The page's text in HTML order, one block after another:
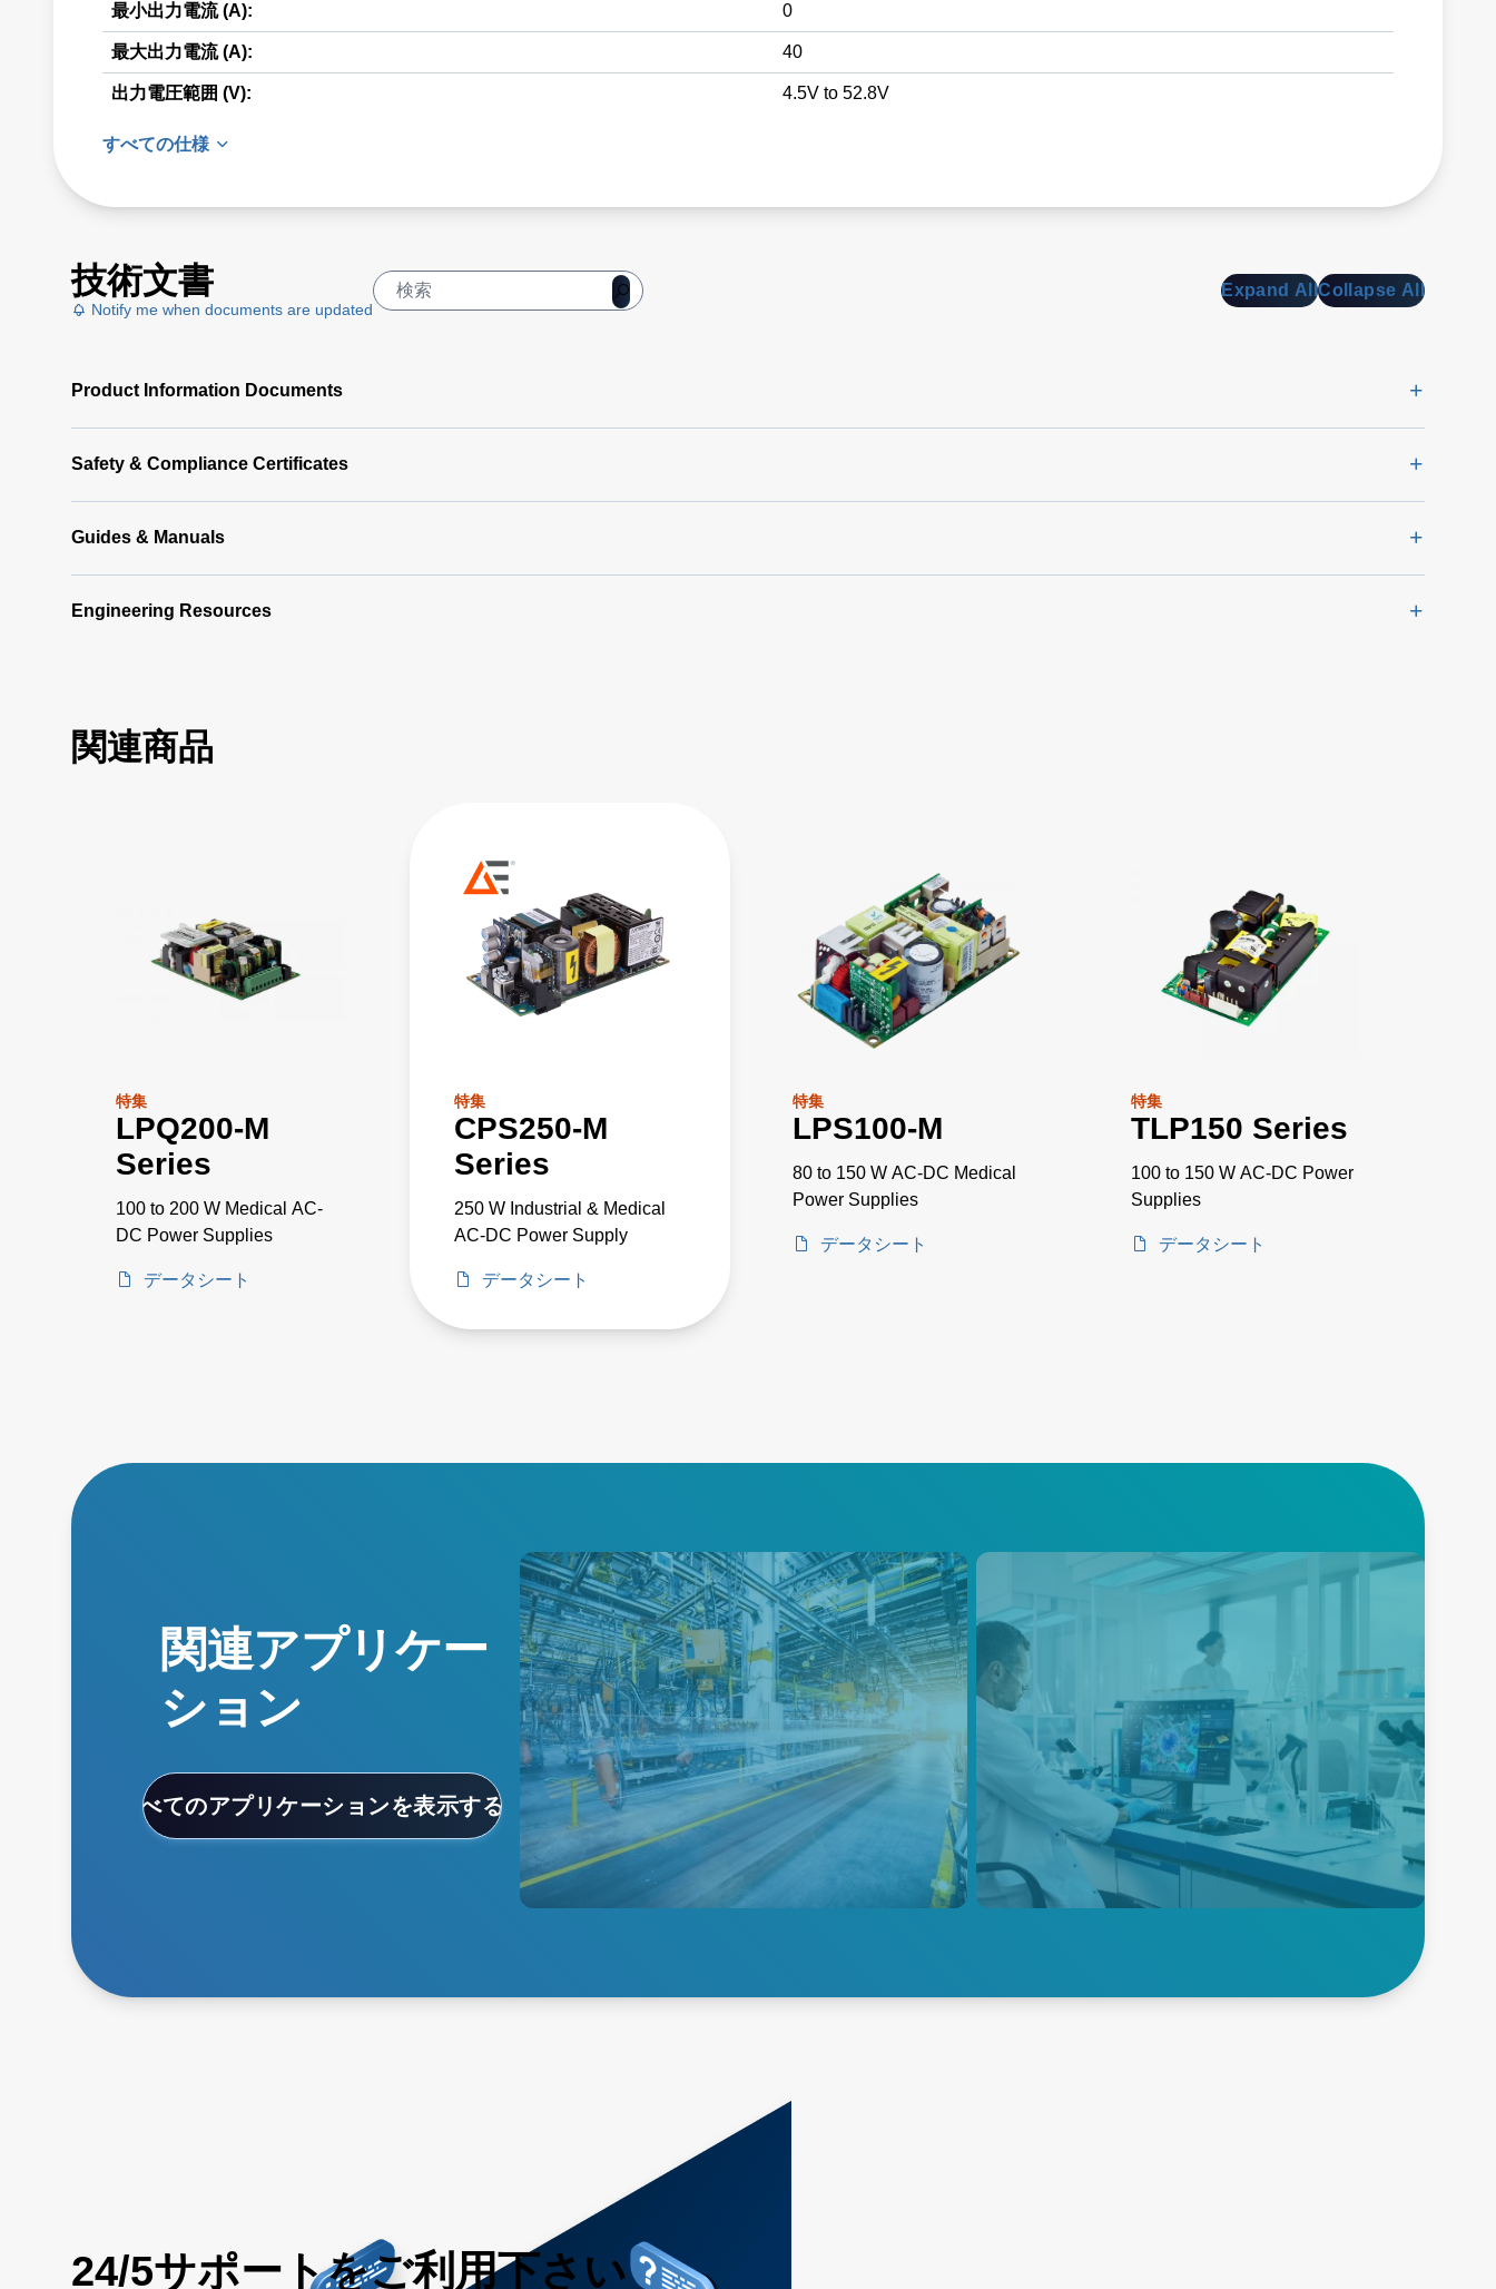
最小出力電流 (A): 0
最大出力電流 (A): 40
出力電圧範囲 (V): 4.5V to 52.8V
すべての仕様
技術文書
Notify me when documents are updated
Expand AllCollapse All
Product Information Documents
Safety & Compliance Certificates
Guides & Manuals
Engineering Resources
関連商品
特集
LPQ200-M
Series
100 to 200 W Medical AC-
DC Power Supplies
データシート
特集
CPS250-M
Series
250 W Industrial & Medical
AC-DC Power Supply
データシート
特集
LPS100-M
80 to 150 W AC-DC Medical
Power Supplies
データシート
特集
TLP150 Series
100 to 150 W AC-DC Power
Supplies
データシート
関連アプリケー
ション
すべてのアプリケーションを表示する
産業
最も要求の厳しい工程に応じら
れる高精度温度測定・ガス検知
により、より高い製品品質をよ
り低いエネルギー消費とコスト
で実現します。
医療
高信頼性の標準およびカスタム
AC-DCおよびDC-DCソリュー
ションを使用して、市場投入ま
での時間や医療安全コンプライ
アンス要件を満たします。
24/5サポートをご利用下さい